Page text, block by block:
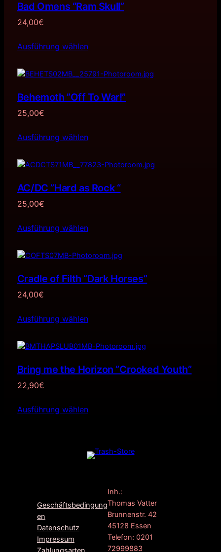
Bad Omens “Ram Skull”
24,00€
Ausführung wählen
Behemoth ”Off To War!”
25,00€
Ausführung wählen
AC/DC ”Hard as Rock “
25,00€
Ausführung wählen
Cradle of Filth “Dark Horses”
24,00€
Ausführung wählen
Bring me the Horizon ”Crooked Youth”
22,90€
Ausführung wählen
o
o
n
t
g
Geschäftsbedingung
en
Datenschutz
Impressum
Inh.:
Thomas Vatter
Brunnenstr. 42
45128 Essen
Telefon: 0201
72999883